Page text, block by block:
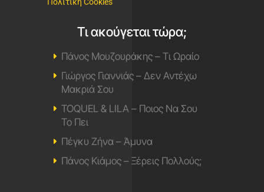
Τι ακούγεται τώρα;
Πάνος Μουζουράκης – Τι Ωραίο
Γιώργος Γιαννιάς – Δεν Αντέχω
Μακριά Σου
TOQUEL & LILA – Ποιος Να Σου
Το Πει
Πέγκυ Ζήνα – Άμυνα
Πάνος Κιάμος – Ξέρεις Πολλούς;